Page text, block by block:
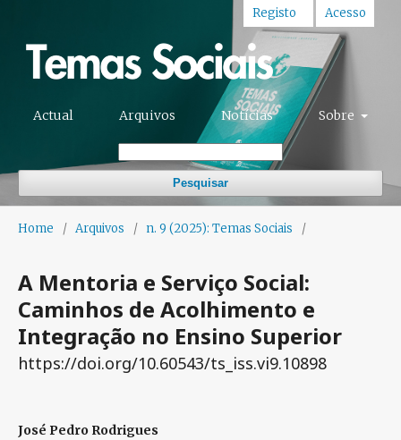
Actual Arquivos Notícias Sobre
Pesquisar
Registo Acesso
Home / Arquivos / n. 9 (2025): Temas Sociais /
A Mentoria e Serviço Social:
Caminhos de Acolhimento e
Integração no Ensino Superior
https://doi.org/10.60543/ts_iss.vi9.10898
José Pedro Rodrigues